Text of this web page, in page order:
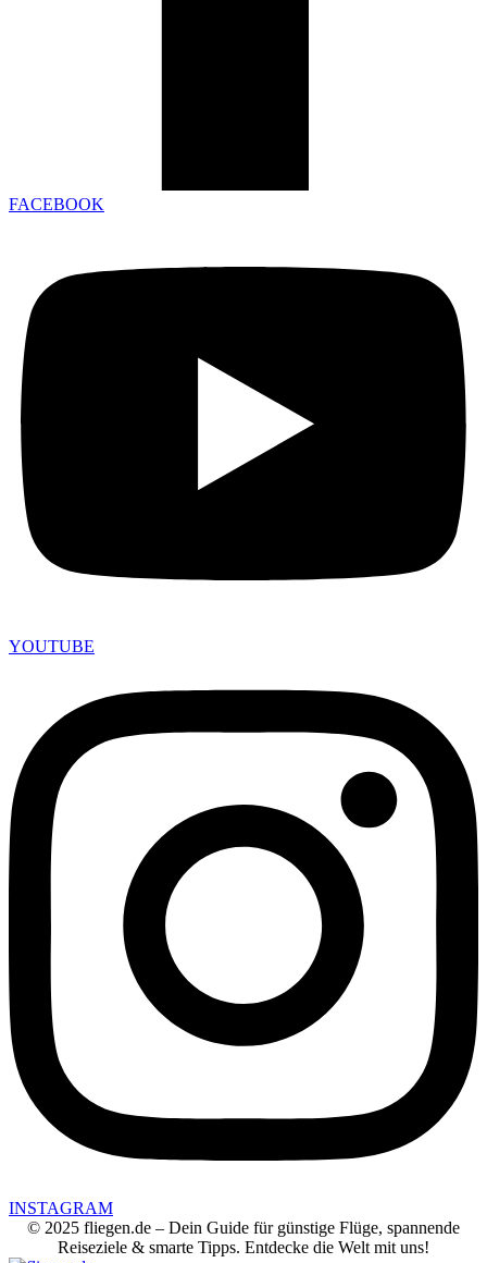
FACEBOOK
YOUTUBE
INSTAGRAM
© 2025 fliegen.de – Dein Guide für günstige Flüge, spannende
Reiseziele & smarte Tipps. Entdecke die Welt mit uns!